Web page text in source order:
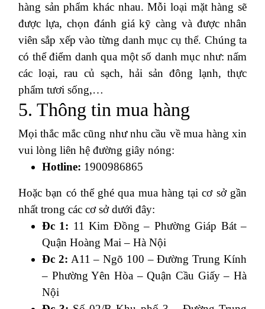
hàng sản phẩm khác nhau. Mỗi loại mặt hàng sẽ
được lựa, chọn đánh giá kỹ càng và được nhân
viên sắp xếp vào từng danh mục cụ thể. Chúng ta
có thể điểm danh qua một số danh mục như: nấm
các loại, rau củ sạch, hải sản đông lạnh, thực
phẩm tươi sống,…
5. Thông tin mua hàng
Mọi thắc mắc cũng như nhu cầu về mua hàng xin
vui lòng liên hệ đường giây nóng:
Hotline: 1900986865
Hoặc bạn có thể ghé qua mua hàng tại cơ sở gần
nhất trong các cơ sở dưới đây:
Đc 1: 11 Kim Đồng – Phường Giáp Bát –
Quận Hoàng Mai – Hà Nội
Đc 2: A11 – Ngõ 100 – Đường Trung Kính
– Phường Yên Hòa – Quận Cầu Giấy – Hà
Nội